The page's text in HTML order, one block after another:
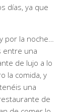
días, ya que
por la noche…
entre una
de lujo a lo
la comida, y
una
de